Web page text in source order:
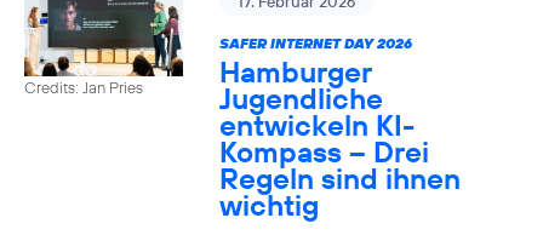
Credits: Jan Pries
SAFER INTERNET DAY 2026
Hamburger
Jugendliche
entwickeln KI-
Kompass – Drei
Regeln sind ihnen
wichtig